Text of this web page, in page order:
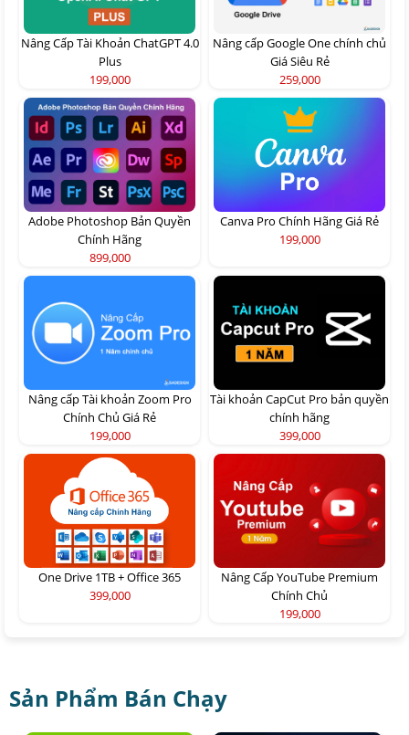
Nâng Cấp Tài Khoản ChatGPT 4.0
Plus
199,000
Nâng cấp Google One chính chủ
Giá Siêu Rẻ
259,000
Adobe Photoshop Bản Quyền
Chính Hãng
899,000
Canva Pro Chính Hãng Giá Rẻ
199,000
Nâng cấp Tài khoản Zoom Pro
Chính Chủ Giá Rẻ
199,000
Tài khoản CapCut Pro bản quyền
chính hãng
399,000
One Drive 1TB + Office 365
399,000
Nâng Cấp YouTube Premium
Chính Chủ
199,000
Sản Phẩm Bán Chạy